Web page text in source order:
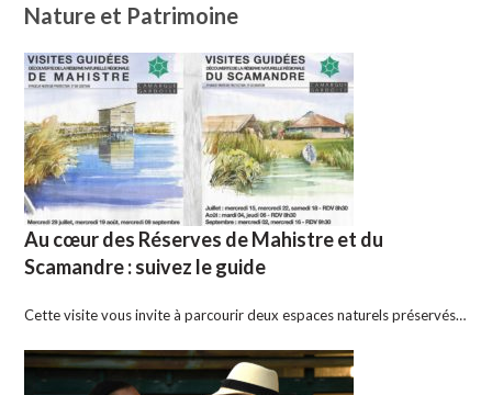
Nature et Patrimoine
Au cœur des Réserves de Mahistre et du
Scamandre : suivez le guide
Cette visite vous invite à parcourir deux espaces naturels préservés…